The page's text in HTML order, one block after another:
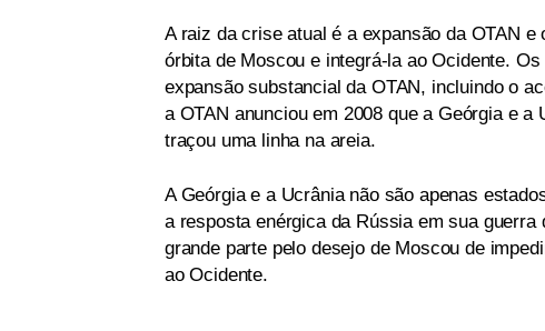
A raiz da crise atual é a expansão da OTAN
órbita de Moscou e integrá-la ao Ocidente.
expansão substancial da OTAN, incluindo o
a OTAN anunciou em 2008 que a Geórgia e a
traçou uma linha na areia.
A Geórgia e a Ucrânia não são apenas
a resposta enérgica da Rússia em sua
grande parte pelo desejo de Moscou de
ao Ocidente.